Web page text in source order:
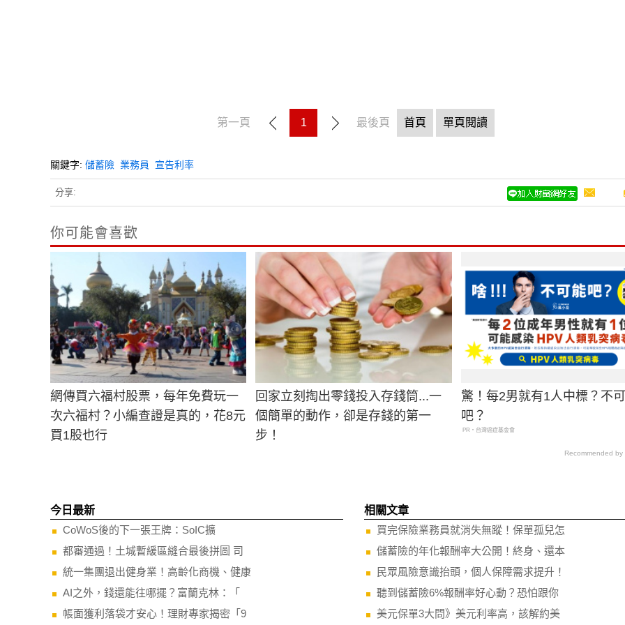
第一頁 1 最後頁 首頁 單頁閱讀
關鍵字: 儲蓄險 業務員 宣告利率
分享:
你可能會喜歡
網傳買六福村股票，每年免費玩一
次六福村？小編查證是真的，花8元
買1股也行
回家立刻掏出零錢投入存錢筒...一
個簡單的動作，卻是存錢的第一
步！
驚！每2男就有1人中標？不
吧？
PR・台灣癌症基金會
Recommended by
今日最新
CoWoS後的下一張王牌：SoIC擴
都審通過！土城暫緩區縫合最後拼圖 司
統一集團退出健身業！高齡化商機、健康
AI之外，錢還能往哪擺？富蘭克林：「
帳面獲利落袋才安心！理財專家揭密「9
相關文章
買完保險業務員就消失無蹤！保單孤兒怎
儲蓄險的年化報酬率大公開！終身、還本
民眾風險意識抬頭，個人保障需求提升！
聽到儲蓄險6%報酬率好心動？恐怕跟你
美元保單3大問》美元利率高，該解約美